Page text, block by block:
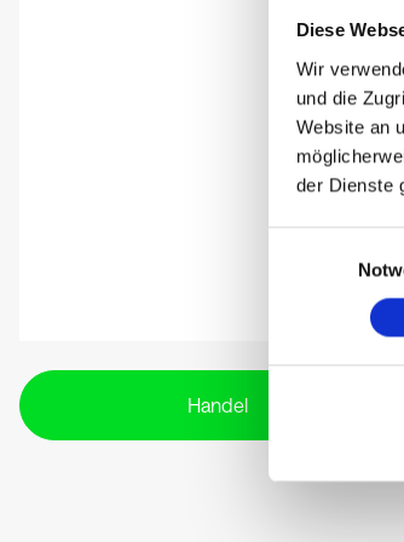
Diese
Wir
und die
Website an
der Dienste
Handel